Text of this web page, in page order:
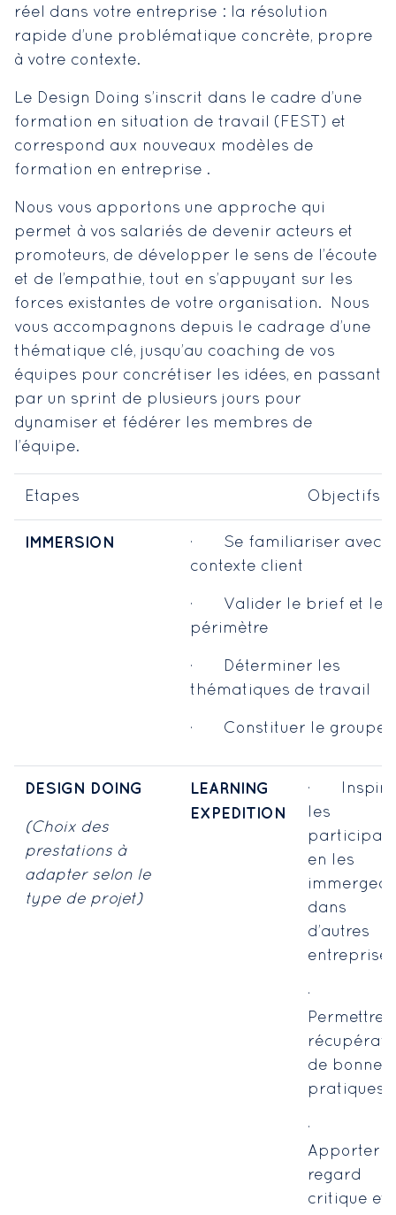
réel dans votre entreprise : la résolution
rapide d’une problématique concrète, propre
à votre contexte.
Le Design Doing s’inscrit dans le cadre d’une
formation en situation de travail (FEST) et
correspond aux nouveaux modèles de
formation en entreprise .
Nous vous apportons une approche qui
permet à vos salariés de devenir acteurs et
promoteurs, de développer le sens de l’écoute
et de l’empathie, tout en s’appuyant sur les
forces existantes de votre organisation. Nous
vous accompagnons depuis le cadrage d’une
thématique clé, jusqu’au coaching de vos
équipes pour concrétiser les idées, en passant
par un sprint de plusieurs jours pour
dynamiser et fédérer les membres de
l’équipe.
Etapes Objectifs
IMMERSION
· Se familiariser avec
contexte client
· Valider le brief et le
périmètre
· Déterminer les
thématiques de travail
· Constituer le groupe
DESIGN DOING
(Choix des
prestations à
adapter selon le
type de projet)
LEARNING
EXPEDITION
·
les
en les
dans
d’autres
entreprises
·
Permettre
de bonnes
pratiques
·
Apporter
regard
critique et